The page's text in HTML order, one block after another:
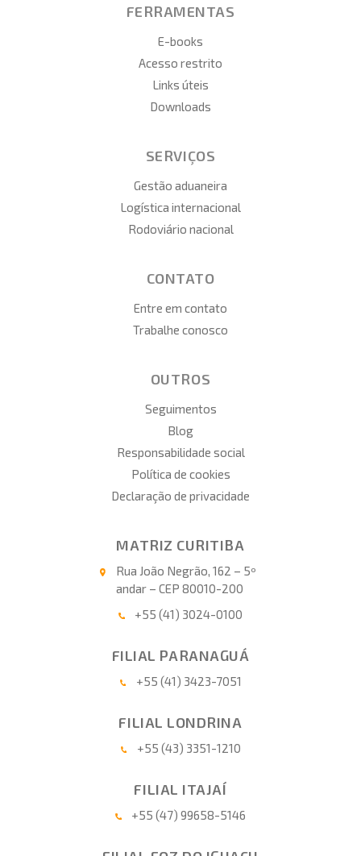
FERRAMENTAS
E-books
Acesso restrito
Links úteis
Downloads
SERVIÇOS
Gestão aduaneira
Logística internacional
Rodoviário nacional
CONTATO
Entre em contato
Trabalhe conosco
OUTROS
Seguimentos
Blog
Responsabilidade social
Política de cookies
Declaração de privacidade
MATRIZ CURITIBA
Rua João Negrão, 162 – 5º
andar – CEP 80010-200
+55 (41) 3024-0100
FILIAL PARANAGUÁ
+55 (41) 3423-7051
FILIAL LONDRINA
+55 (43) 3351-1210
FILIAL ITAJAÍ
+55 (47) 99658-5146